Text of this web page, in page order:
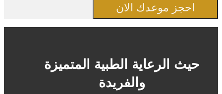
احجز موعدك الان
حيث الرعاية الطبية المتميزة
والفريدة